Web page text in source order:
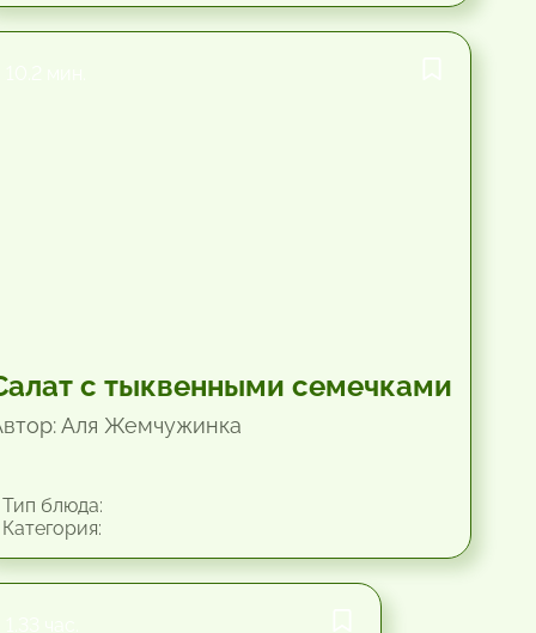
с тыквенными семечками
Аля Жемчужинка
блюда: